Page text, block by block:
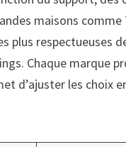
maisons
plus respectueuses
Chaque marque
d’ajuster les choix